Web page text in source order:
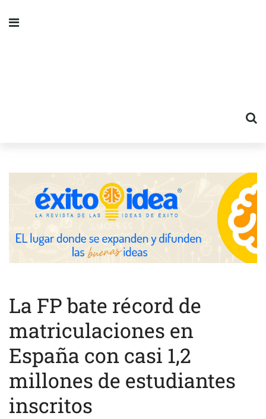
La FP bate récord de
matriculaciones en
España con casi 1,2
millones de estudiantes
inscritos